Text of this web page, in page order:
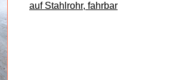
auf Stahlrohr, fahrbar